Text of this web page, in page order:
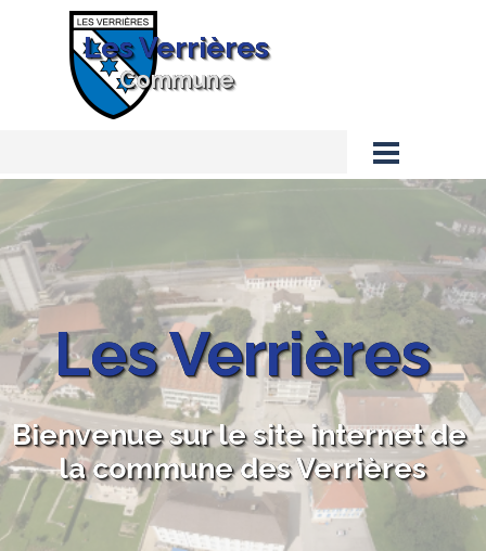
Aller au contenu
Les Verrières
Commune
Les Verrières
Bienvenue sur le site internet de
la commune des Verrières